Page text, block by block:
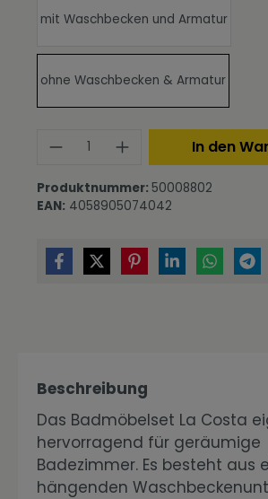
mit Waschbecken und Armatur
ohne Waschbecken & Armatur
Produkt Anzahl: Gib
In den
Produktnummer: 50008802
EAN: 4058905074042
Beschreibung
Das Badmöbelset La Costa
hervorragend für geräumige
Badezimmer. Es besteht aus
hängenden